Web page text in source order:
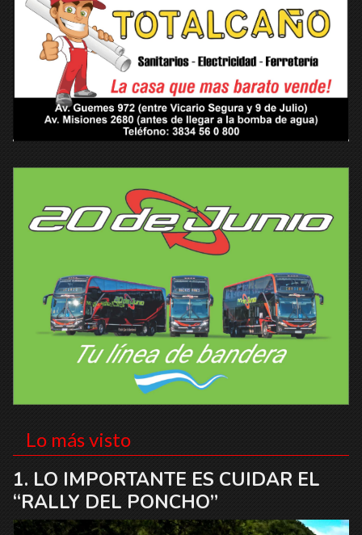
Lo más visto
LO IMPORTANTE ES CUIDAR EL
“RALLY DEL PONCHO”